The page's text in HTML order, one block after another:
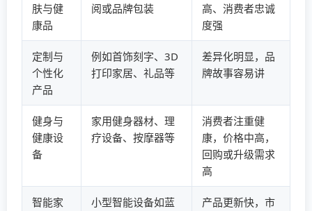
肤与健
康品
阅或品牌包装
高、消费者忠诚
度强
定制与
个性化
产品
例如首饰刻字、3D
打印家居、礼品等
差异化明显，品
牌故事容易讲
健身与
健康设
备
家用健身器材、理
疗设备、按摩器等
消费者注重健
康，价格中高，
回购或升级需求
高
智能家
小型智能设备如蓝
产品更新快，市